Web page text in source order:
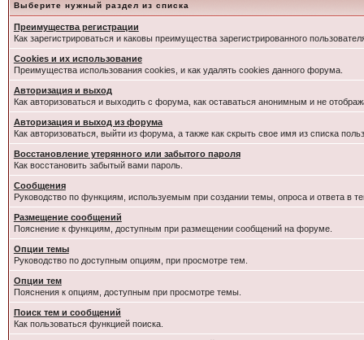
Выберите нужный раздел из списка
Преимущества регистрации
Как зарегистрироваться и каковы преимущества зарегистрированного
Cookies и их использование
Преимущества использования cookies, и как удалять cookies данного форума.
Авторизация и выход
Как авторизоваться и выходить с форума, как оставаться анонимным и не
Авторизация и выход из форума
Как авторизоваться, выйти из форума, а также как скрыть свое имя из списка
Восстановление утерянного или забытого пароля
Как восстановить забытый вами пароль.
Сообщения
Руководство по функциям, используемым при создании темы, опроса и ответа в
Размещение сообщений
Пояснение к функциям, доступным при размещении сообщений на форуме.
Опции темы
Руководство по доступным опциям, при просмотре тем.
Опции тем
Пояснения к опциям, доступным при просмотре темы.
Поиск тем и сообщений
Как пользоваться функцией поиска.